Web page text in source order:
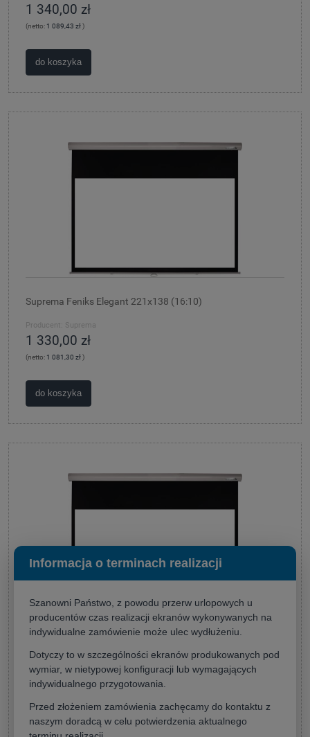
1 340,00 zł
(netto: 1 089,43 zł)
do koszyka
Suprema Feniks Elegant 221x138 (16:10)
Producent: Suprema
1 330,00 zł
(netto: 1 081,30 zł)
do koszyka
Suprema Feniks Elegant 234x146 (16:10)
Producent: Suprema
1 530,00 zł
(netto: 1 243,90 zł)
do koszyka
Informacja o terminach realizacji
Szanowni Państwo, z powodu przerw urlopowych u
producentów czas realizacji ekranów wykonywanych na
indywidualne zamówienie może ulec wydłużeniu.
Dotyczy to w szczególności ekranów produkowanych pod
wymiar, w nietypowej konfiguracji lub wymagających
indywidualnego przygotowania.
Przed złożeniem zamówienia zachęcamy do kontaktu z
naszym doradcą w celu potwierdzenia aktualnego